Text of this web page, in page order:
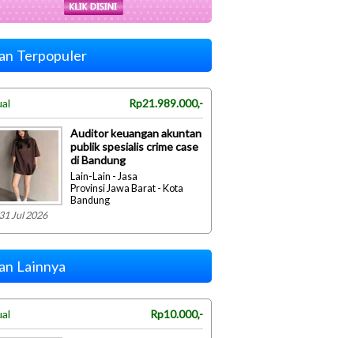
Terpopuler
Rp21.989.000,-
Jul 2026
Auditor keuangan akuntan
publik spesialis crime case
di Bandung
Lain-Lain - Jasa
Provinsi Jawa Barat - Kota
Bandung
Lainnya
Rp10.000,-